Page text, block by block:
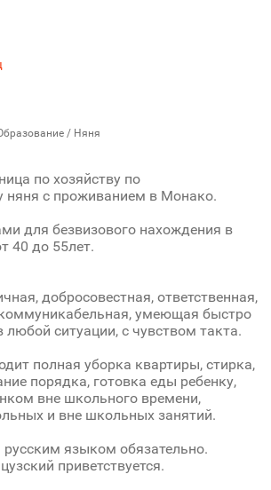
/ Няня
по хозяйству по
няня с проживанием в Монако.
для безвизового нахождения в
40 до 55лет.
добросовестная, ответственная,
умеющая быстро
любой ситуации, с чувством такта.
полная уборка квартиры, стирка,
порядка, готовка еды ребенку,
вне школьного времени,
и вне школьных занятий.
языком обязательно.
приветствуется.